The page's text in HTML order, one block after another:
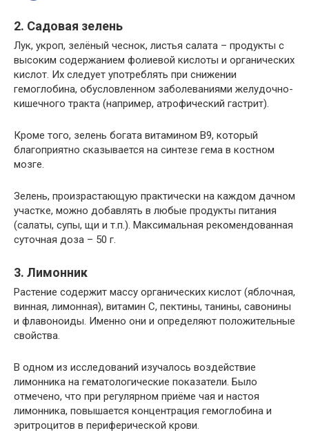
2. Садовая зелень
Лук, укроп, зелёный чеснок, листья салата – продукты с
высоким содержанием фолиевой кислоты и органических
кислот. Их следует употреблять при снижении
гемоглобина, обусловленном заболеваниями желудочно-
кишечного тракта (например, атрофический гастрит).
Кроме того, зелень богата витамином В9, который
благоприятно сказывается на синтезе гема в костном
мозге.
Зелень, произрастающую практически на каждом дачном
участке, можно добавлять в любые продукты питания
(салаты, супы, щи и т.п.). Максимальная рекомендованная
суточная доза – 50 г.
3. Лимонник
Растение содержит массу органических кислот (яблочная,
винная, лимонная), витамин С, пектины, танины, савонины
и флавоноиды. Именно они и определяют положительные
свойства.
В одном из исследований изучалось воздействие
лимонника на гематологические показатели. Было
отмечено, что при регулярном приёме чая и настоя
лимонника, повышается концентрация гемоглобина и
эритроцитов в периферической крови.